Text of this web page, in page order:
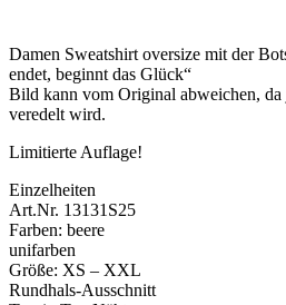
Damen Sweatshirt oversize mit der
endet, beginnt das Glück“
Bild kann vom Original abweichen, da
veredelt wird.
Limitierte Auflage!
Einzelheiten
Art.Nr. 13131S25
Farben: beere
unifarben
Größe: XS – XXL
Rundhals-Ausschnitt